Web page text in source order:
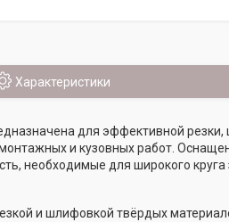
Характеристики
для эффективной
и кузовных работ.
необходимые для широкого круга
и шлифовкой твёрдых